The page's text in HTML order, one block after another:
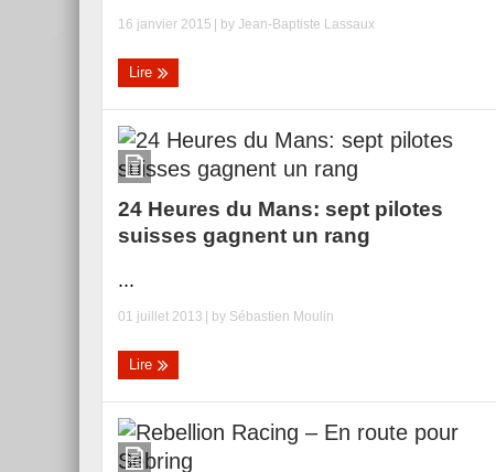
16 janvier 2015 | by Jean-Baptiste Lassaux
Lire
24 Heures du Mans: sept pilotes
suisses gagnent un rang
...
01 juillet 2013 | by Sébastien Moulin
Lire